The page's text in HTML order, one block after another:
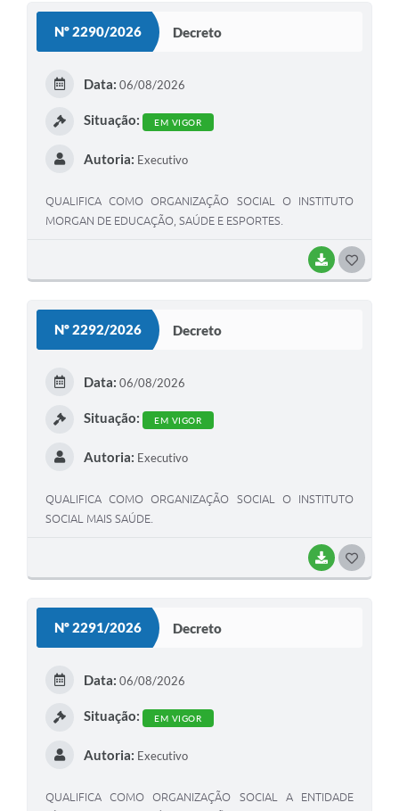
Nº 2290/2026 Decreto
BAIXAR
Data: 06/08/2026
Situação: EM VIGOR
Autoria: Executivo
QUALIFICA COMO ORGANIZAÇÃO SOCIAL O INSTITUTO
MORGAN DE EDUCAÇÃO, SAÚDE E ESPORTES.
Nº 2292/2026 Decreto
BAIXAR
Data: 06/08/2026
Situação: EM VIGOR
Autoria: Executivo
QUALIFICA COMO ORGANIZAÇÃO SOCIAL O INSTITUTO
SOCIAL MAIS SAÚDE.
Nº 2291/2026 Decreto
Data: 06/08/2026
Situação: EM VIGOR
Autoria: Executivo
QUALIFICA COMO ORGANIZAÇÃO SOCIAL A ENTIDADE